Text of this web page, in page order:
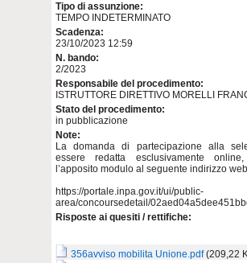
Tipo di assunzione:
TEMPO INDETERMINATO
Scadenza:
23/10/2023 12:59
N. bando:
2/2023
Responsabile del procedimento:
ISTRUTTORE DIRETTIVO MORELLI
Stato del procedimento:
in pubblicazione
Note:
La domanda di partecipazione alla
essere redatta esclusivamente
l’apposito modulo al seguente indirizzo
https://portale.inpa.gov.it/ui/public-
area/concoursedetail/
Risposte ai quesiti / rettifiche:
356avviso mobilita Unione.pdf (209,22